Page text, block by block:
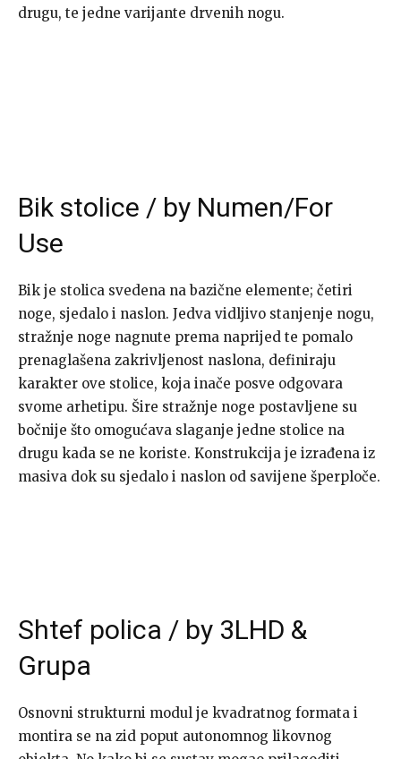
drugu, te jedne varijante drvenih nogu.
Bik stolice / by Numen/For
Use
Bik je stolica svedena na bazične elemente; četiri
noge, sjedalo i naslon. Jedva vidljivo stanjenje nogu,
stražnje noge nagnute prema naprijed te pomalo
prenaglašena zakrivljenost naslona, definiraju
karakter ove stolice, koja inače posve odgovara
svome arhetipu. Šire stražnje noge postavljene su
bočnije što omogućava slaganje jedne stolice na
drugu kada se ne koriste. Konstrukcija je izrađena iz
masiva dok su sjedalo i naslon od savijene šperploče.
Shtef polica / by 3LHD &
Grupa
Osnovni strukturni modul je kvadratnog formata i
montira se na zid poput autonomnog likovnog